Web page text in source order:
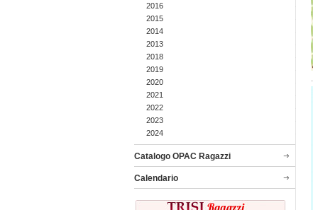
2016
2015
2014
2013
2018
2019
2020
2021
2022
2023
2024
Catalogo OPAC Ragazzi
Calendario